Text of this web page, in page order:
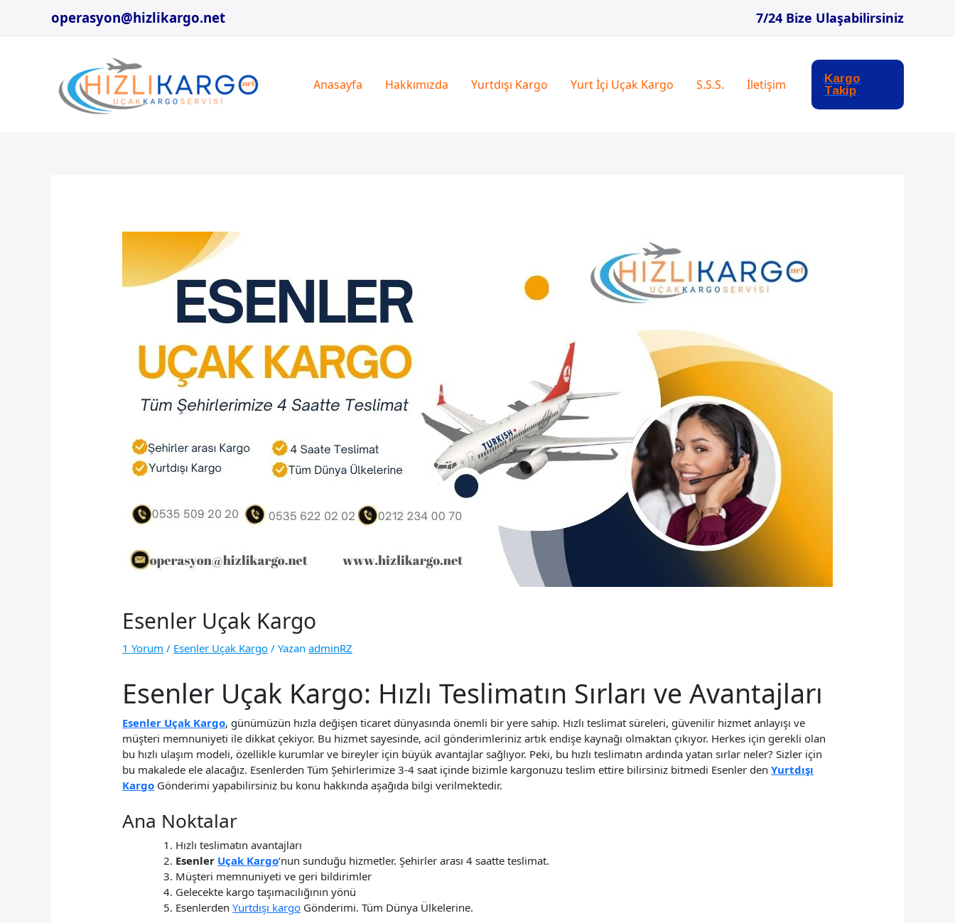
operasyon@hizlikargo.net 7/24 Bize Ulaşabilirsiniz
Anasayfa Hakkımızda Yurtdışı Kargo Yurt İçi Uçak Kargo S.S.S. İletişim
Kargo
Takip
Esenler Uçak Kargo
1 Yorum / Esenler Uçak Kargo / Yazan adminRZ
Esenler Uçak Kargo: Hızlı Teslimatın Sırları ve Avantajları
Esenler Uçak Kargo, günümüzün hızla değişen ticaret dünyasında önemli bir yere sahip. Hızlı teslimat süreleri, güvenilir hizmet anlayışı ve
müşteri memnuniyeti ile dikkat çekiyor. Bu hizmet sayesinde, acil gönderimleriniz artık endişe kaynağı olmaktan çıkıyor. Herkes için gerekli olan
bu hızlı ulaşım modeli, özellikle kurumlar ve bireyler için büyük avantajlar sağlıyor. Peki, bu hızlı teslimatın ardında yatan sırlar neler? Sizler için
bu makalede ele alacağız. Esenlerden Tüm Şehirlerimize 3-4 saat içinde bizimle kargonuzu teslim ettire bilirsiniz bitmedi Esenler denYurtdışı
Kargo Gönderimi yapabilirsiniz bu konu hakkında aşağıda bilgi verilmektedir.
Ana Noktalar
Hızlı teslimatın avantajları
Esenler Uçak Kargo‘nun sunduğu hizmetler. Şehirler arası 4 saatte teslimat.
Müşteri memnuniyeti ve geri bildirimler
Gelecekte kargo taşımacılığının yönü
EsenlerdenYurtdışı kargo Gönderimi. Tüm Dünya Ülkelerine.